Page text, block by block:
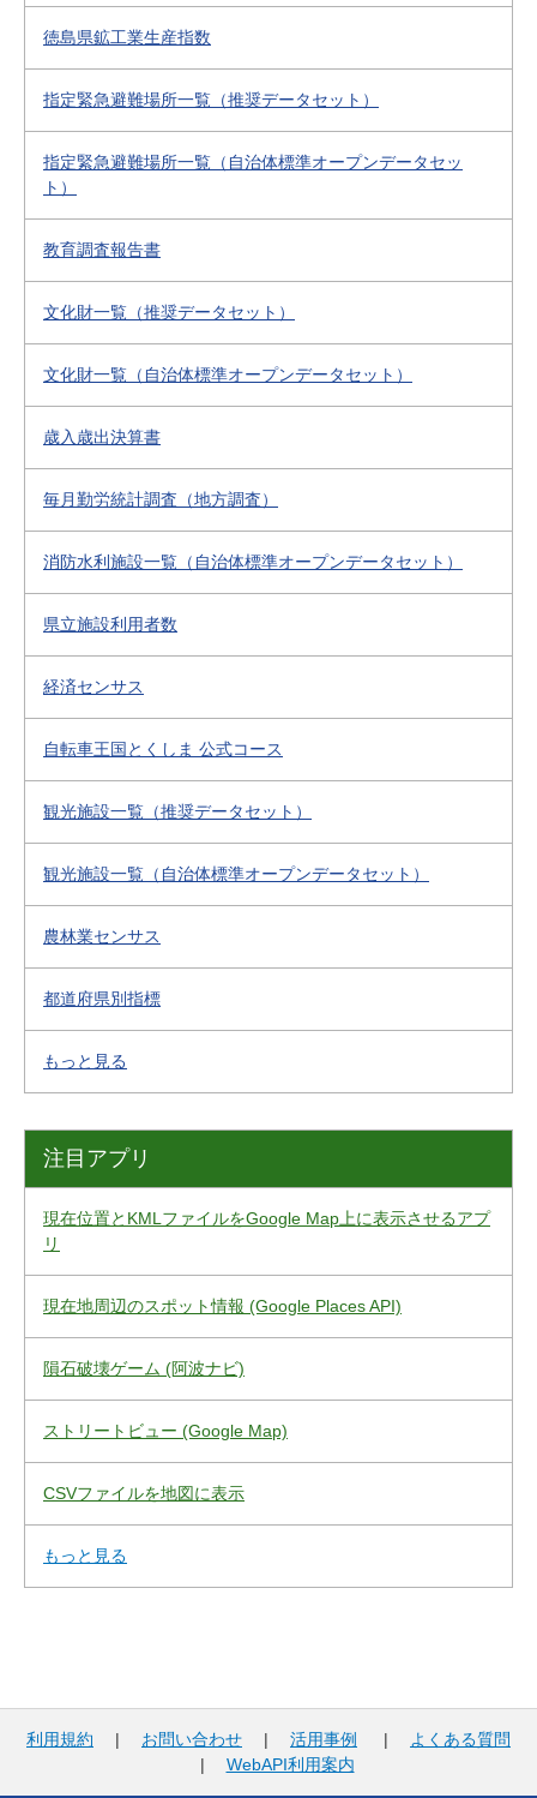
徳島県鉱工業生産指数
指定緊急避難場所一覧（推奨データセット）
指定緊急避難場所一覧（自治体標準オープンデータセッ
ト）
教育調査報告書
文化財一覧（推奨データセット）
文化財一覧（自治体標準オープンデータセット）
歳入歳出決算書
毎月勤労統計調査（地方調査）
消防水利施設一覧（自治体標準オープンデータセット）
県立施設利用者数
経済センサス
自転車王国とくしま 公式コース
観光施設一覧（推奨データセット）
観光施設一覧（自治体標準オープンデータセット）
農林業センサス
都道府県別指標
もっと見る
注目アプリ
現在位置とKMLファイルをGoogle Map上に表示させるアプ
リ
現在地周辺のスポット情報 (Google Places API)
隕石破壊ゲーム (阿波ナビ)
ストリートビュー (Google Map)
CSVファイルを地図に表示
もっと見る
利用規約 | お問い合わせ | 活用事例 |
よくある質問
| WebAPI利用案内